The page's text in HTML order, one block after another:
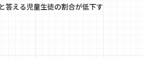
答える児童生徒の割合が低下す